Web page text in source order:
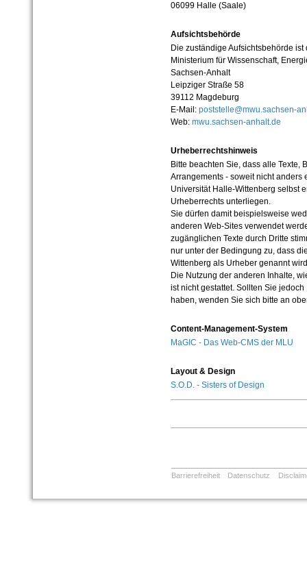
06099 Halle (Saale)
Aufsichtsbehörde
Die zuständige Aufsichtsbehörde ist
Ministerium für Wissenschaft,
Sachsen-Anhalt
Leipziger Straße 58
39112 Magdeburg
E-Mail: poststelle@mwu.sachsen-
Web: mwu.sachsen-anhalt.de
Urheberrechtshinweis
Bitte beachten Sie, dass alle Texte,
Arrangements - soweit nicht anders
Universität Halle-Wittenberg selbst
Urheberrechts unterliegen.
Sie dürfen damit beispielsweise
anderen Web-Sites verwendet
zugänglichen Texte durch Dritte
nur unter der Bedingung zu, dass
Wittenberg als Urheber genannt
Die Nutzung der anderen Inhalte,
ist nicht gestattet. Sollten Sie
haben, wenden Sie sich bitte an
Content-Management-System
MaGIC - Das Web-CMS der MLU
Layout & Design
S.O.D. - Sisters of Design
Barrierefreiheit Datenschutz